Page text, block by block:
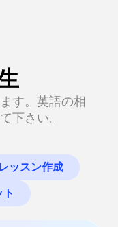
す。英語の相
下さい。
レッスン作成
ト